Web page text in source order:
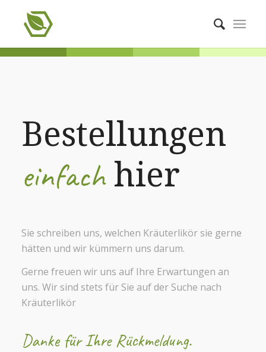
Bestellungen
einfachhier
Sie schreiben uns, welchen Kräuterlikör sie gerne
hätten und wir kümmern uns darum.
Gerne freuen wir uns auf Ihre Erwartungen an
uns. Wir sind stets für Sie auf der Suche nach
Kräuterlikör
Danke für Ihre Rückmeldung.